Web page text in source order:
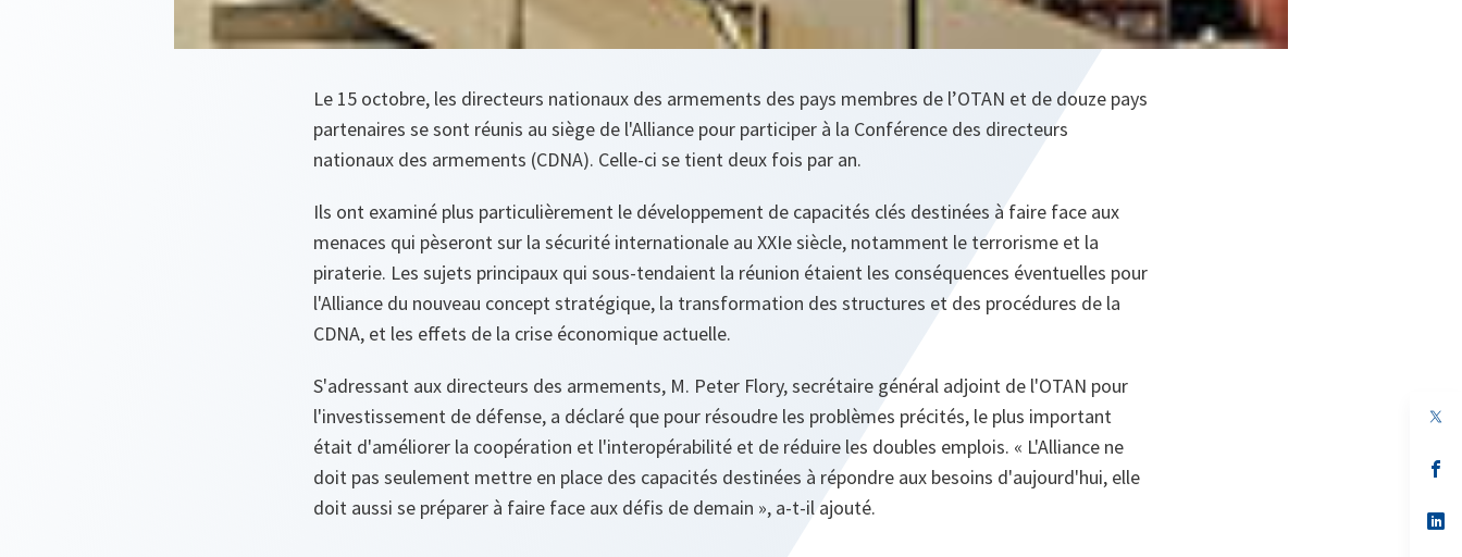
Le 15 octobre, les directeurs nationaux des armements des pays membres de l’OTAN et de douze pays
partenaires se sont réunis au siège de l'Alliance pour participer à la Conférence des directeurs
nationaux des armements (CDNA). Celle-ci se tient deux fois par an.
Ils ont examiné plus particulièrement le développement de capacités clés destinées à faire face aux
menaces qui pèseront sur la sécurité internationale au XXIe siècle, notamment le terrorisme et la
piraterie. Les sujets principaux qui sous-tendaient la réunion étaient les conséquences éventuelles pour
l'Alliance du nouveau concept stratégique, la transformation des structures et des procédures de la
CDNA, et les effets de la crise économique actuelle.
S'adressant aux directeurs des armements, M. Peter Flory, secrétaire général adjoint de l'OTAN pour
l'investissement de défense, a déclaré que pour résoudre les problèmes précités, le plus important
était d'améliorer la coopération et l'interopérabilité et de réduire les doubles emplois. « L'Alliance ne
doit pas seulement mettre en place des capacités destinées à répondre aux besoins d'aujourd'hui, elle
doit aussi se préparer à faire face aux défis de demain », a-t-il ajouté.